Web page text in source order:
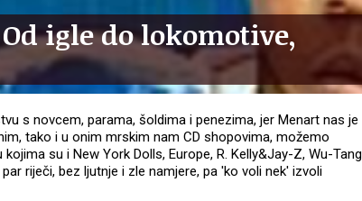
igle do lokomotive,
s novcem, parama, šoldima i penezima, jer Menart nas je
tako i u onim mrskim nam CD shopovima, možemo
su i New York Dolls, Europe, R. Kelly&Jay-Z, Wu-Tang
riječi, bez ljutnje i zle namjere, pa 'ko voli nek' izvoli